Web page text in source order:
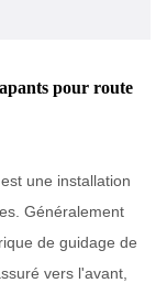
pour route
est une installation
Généralement
de guidage de
vers l'avant,